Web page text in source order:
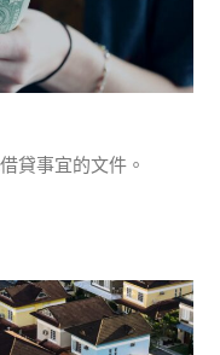
貸事宜的文件。